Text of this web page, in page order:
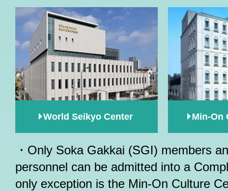
World Seikyo Center Min-On
・Only Soka Gakkai (SGI) members
personnel can be admitted into a
only exception is the Min-On Culture